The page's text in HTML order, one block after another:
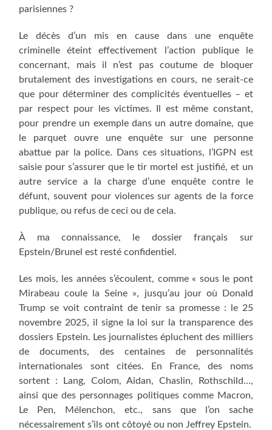
parisiennes ?
Le décès d’un mis en cause dans une enquête
criminelle éteint effectivement l’action publique le
concernant, mais il n’est pas coutume de bloquer
brutalement des investigations en cours, ne serait-ce
que pour déterminer des complicités éventuelles – et
par respect pour les victimes. Il est même constant,
pour prendre un exemple dans un autre domaine, que
le parquet ouvre une enquête sur une personne
abattue par la police. Dans ces situations, l’IGPN est
saisie pour s’assurer que le tir mortel est justifié, et un
autre service a la charge d’une enquête contre le
défunt, souvent pour violences sur agents de la force
publique, ou refus de ceci ou de cela.
À ma connaissance, le dossier français sur
Epstein/Brunel est resté confidentiel.
Les mois, les années s’écoulent, comme « sous le pont
Mirabeau coule la Seine », jusqu’au jour où Donald
Trump se voit contraint de tenir sa promesse : le 25
novembre 2025, il signe la loi sur la transparence des
dossiers Epstein. Les journalistes épluchent des milliers
de documents, des centaines de personnalités
internationales sont citées. En France, des noms
sortent : Lang, Colom, Aidan, Chaslin, Rothschild…,
ainsi que des personnages politiques comme Macron,
Le Pen, Mélenchon, etc., sans que l’on sache
nécessairement s’ils ont côtoyé ou non Jeffrey Epstein.